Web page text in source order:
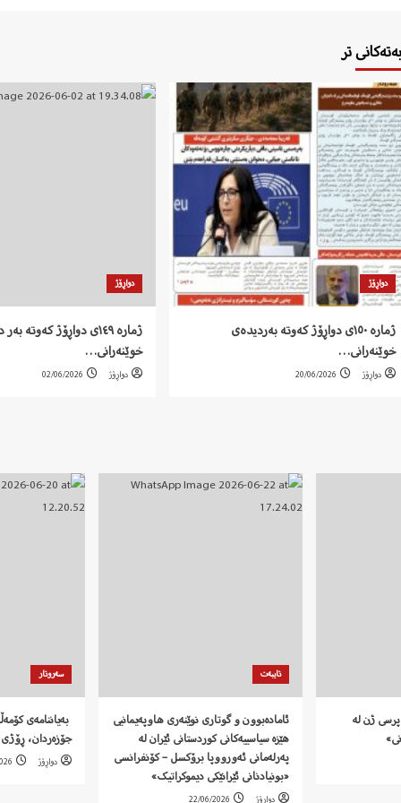
تر
دواڕۆژ
ژمارە ١٥٠ی دواڕۆژ کەوتە بەردیدەی
خوێنەرانی…
دواڕۆژ 20/06/2026
دواڕۆژ
ژمارە ١٤٩ی دواڕۆژ کەوتە
خوێنەرانی…
دواڕۆژ 02/06/2026
ژن لە
تایبەت
ئامادەبوون و گوتاری نوێنەری هاوپەیمانیی
هێزە سیاسییەکانی کوردستانی ئێران لە
پەرلەمانی ئەورووپا برۆکسل – کۆنفرانسی
«بونیادنانی ئێرانێکی دیموکراتیک»
دواڕۆژ 22/06/2026
سەروتار
جۆزەردان،
دواڕۆژ